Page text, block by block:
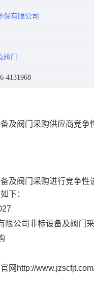
保有限公司
门
4131968
及阀门采购供应商竞争
及阀门采购进行竞争
下：
限公司非标设备及阀门
网http://